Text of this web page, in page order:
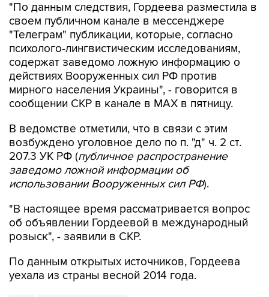
"По данным следствия, Гордеева разместила в
своем публичном канале в мессенджере
"Телеграм" публикации, которые, согласно
психолого-лингвистическим исследованиям,
содержат заведомо ложную информацию о
действиях Вооруженных сил РФ против
мирного населения Украины", - говорится в
сообщении СКР в канале в MAX в пятницу.
В ведомстве отметили, что в связи с этим
возбуждено уголовное дело по п. "д" ч. 2 ст.
207.3 УК РФ (публичное распространение
заведомо ложной информации об
использовании Вооруженных сил РФ).
"В настоящее время рассматривается вопрос
об объявлении Гордеевой в международный
розыск", - заявили в СКР.
По данным открытых источников, Гордеева
уехала из страны весной 2014 года.